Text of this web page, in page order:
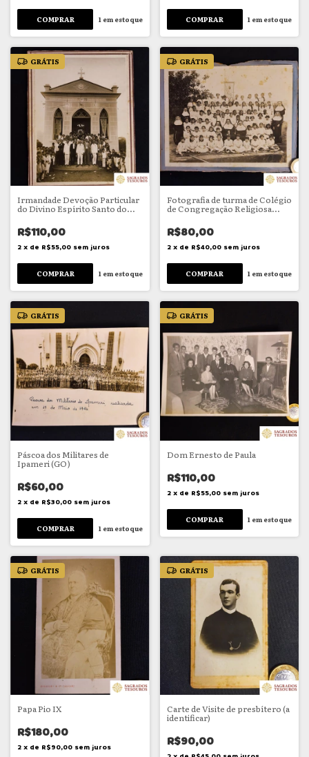
1 em estoque 1 em estoque
GRÁTIS
Irmandade Devoção Particular
do Divino Espírito Santo do
R$110,00
2 x de R$55,00 sem juros
1em estoque
GRÁTIS
Fotografia de turma de Colégio
de Congregação Religiosa
Feminina
R$80,00
2 x de R$40,00 sem juros
1 em estoque
GRÁTIS
Páscoa dos Militares de
Ipameri (GO)
R$60,00
2 x de R$30,00 sem juros
1 em estoque
GRÁTIS
Dom Ernesto de Paula
R$110,00
2 x de R$55,00 sem juros
1 em estoque
GRÁTIS
Papa Pio IX
R$180,00
2 x de R$90,00 sem juros
GRÁTIS
Carte de Visite de presbítero (a
identificar)
R$90,00